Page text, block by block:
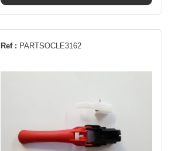
Ref : PARTSOCLE3162